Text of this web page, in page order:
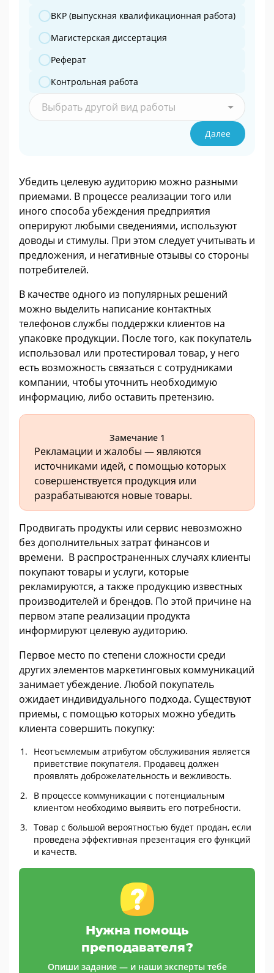
ВКР (выпускная квалификационная работа)
Магистерская диссертация
Реферат
Контрольная работа
Выбрать другой вид работы
Далее
Убедить целевую аудиторию можно разными
приемами. В процессе реализации того или
иного способа убеждения предприятия
оперируют любыми сведениями, используют
доводы и стимулы. При этом следует учитывать и
предложения, и негативные отзывы со стороны
потребителей.
В качестве одного из популярных решений
можно выделить написание контактных
телефонов службы поддержки клиентов на
упаковке продукции. После того, как покупатель
использовал или протестировал товар, у него
есть возможность связаться с сотрудниками
компании, чтобы уточнить необходимую
информацию, либо оставить претензию.
Замечание 1
Рекламации и жалобы — являются
источниками идей, с помощью которых
совершенствуется продукция или
разрабатываются новые товары.
Продвигать продукты или сервис невозможно
без дополнительных затрат финансов и
времени. В распространенных случаях клиенты
покупают товары и услуги, которые
рекламируются, а также продукцию известных
производителей и брендов. По этой причине на
первом этапе реализации продукта
информируют целевую аудиторию.
Первое место по степени сложности среди
других элементов маркетинговых коммуникаций
занимает убеждение. Любой покупатель
ожидает индивидуального подхода. Существуют
приемы, с помощью которых можно убедить
клиента совершить покупку:
Неотъемлемым атрибутом обслуживания является
приветствие покупателя. Продавец должен
проявлять доброжелательность и вежливость.
В процессе коммуникации с потенциальным
клиентом необходимо выявить его потребности.
Товар с большой вероятностью будет продан, если
проведена эффективная презентация его функций
и качеств.
Нужна помощь
преподавателя?
Опиши задание — и наши эксперты тебе